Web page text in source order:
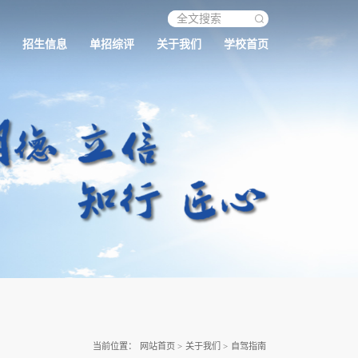
招生信息 单招综评 关于我们 学校首页
当前位置： 网站首页 > 关于我们 > 自驾指南